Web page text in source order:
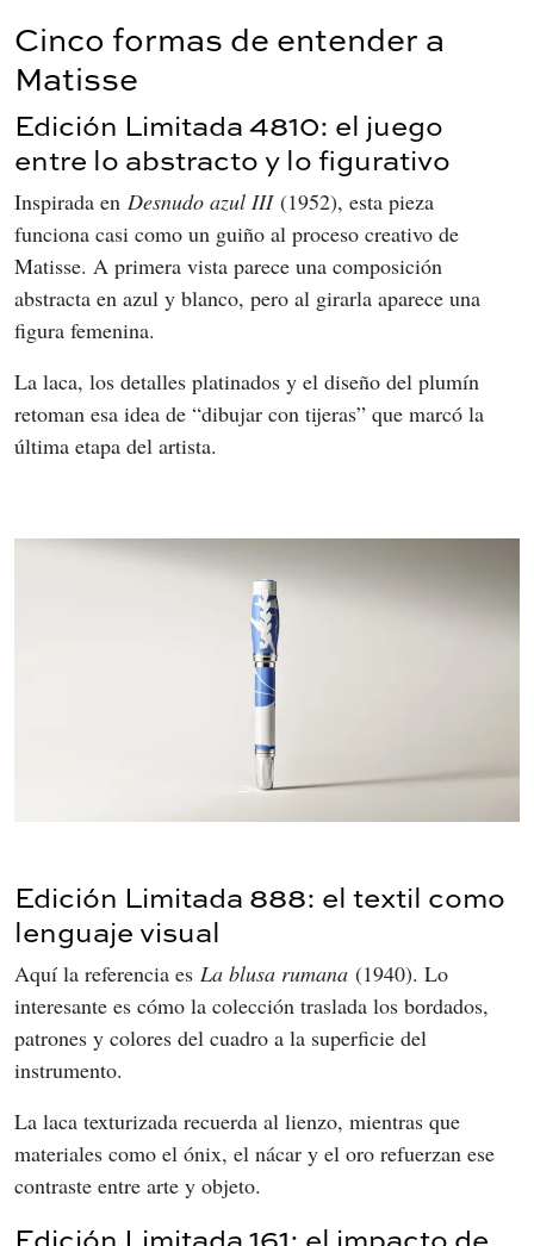
Cinco formas de entender a
Matisse
Edición Limitada 4810: el juego
entre lo abstracto y lo figurativo
Inspirada en Desnudo azul III (1952), esta pieza
funciona casi como un guiño al proceso creativo de
Matisse. A primera vista parece una composición
abstracta en azul y blanco, pero al girarla aparece una
figura femenina.
La laca, los detalles platinados y el diseño del plumín
retoman esa idea de “dibujar con tijeras” que marcó la
última etapa del artista.
Edición Limitada 888: el textil como
lenguaje visual
Aquí la referencia es La blusa rumana (1940). Lo
interesante es cómo la colección traslada los bordados,
patrones y colores del cuadro a la superficie del
instrumento.
La laca texturizada recuerda al lienzo, mientras que
materiales como el ónix, el nácar y el oro refuerzan ese
contraste entre arte y objeto.